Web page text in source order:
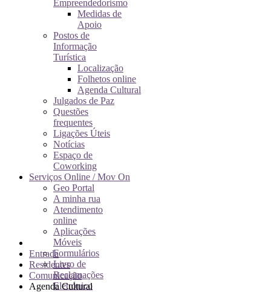
Empreendedorismo
Medidas de
Apoio
Postos de
Informação
Turística
Localização
Folhetos online
Agenda Cultural
Julgados de Paz
Questões
frequentes
Ligações Úteis
Notícias
Espaço de
Coworking
Serviços Online / Mov On
Geo Portal
A minha rua
Atendimento
online
Aplicações
Móveis
Formulários
Livro de
Reclamações
Eletrónico
Entrada
Residentes
Comunicação
Agenda Cultural